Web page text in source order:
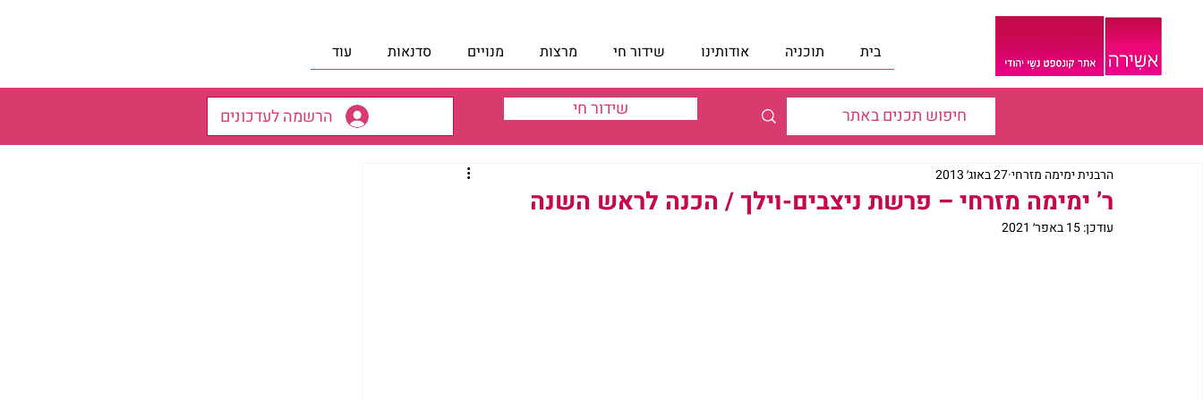
בית תוכניה אודותינו שידור חי מרצות מנויים סדנאות עוד
הרשמה לעדכונים שידור חי
ר’ ימימה מזרחי – פרשת ניצבים-וילך / הכנה לראש השנה
הרבנית ימימה מזרחי27 באוג׳ 2013
עודכן:15 באפר׳ 2021